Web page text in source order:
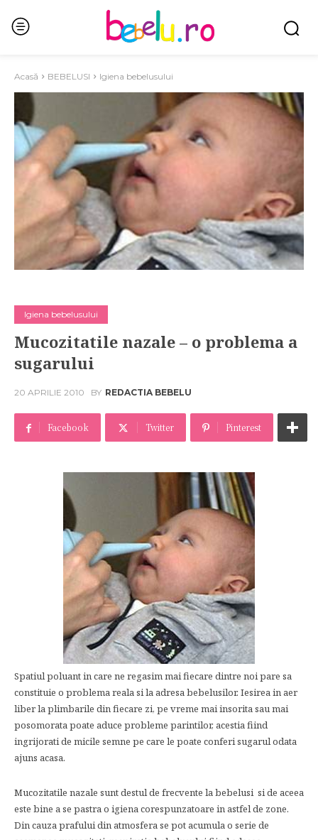
Acasă BEBELUSI Igiena bebelusului
Igiena bebelusului
Mucozitatile nazale – o problema a
sugarului
20 APRILIE 2010 BY REDACTIA BEBELU
Facebook Twitter Pinterest
Spatiul poluant in care ne regasim mai fiecare dintre noi pare sa
constituie o problema reala si la adresa bebelusilor. Iesirea in aer
liber la plimbarile din fiecare zi, pe vreme mai insorita sau mai
posomorata poate aduce probleme parintilor, acestia fiind
ingrijorati de micile semne pe care le poate conferi sugarul odata
ajuns acasa.
Mucozitatile nazale sunt destul de frecvente la bebelusi si de aceea
este bine a se pastra o igiena corespunzatoare in astfel de zone.
Din cauza prafului din atmosfera se pot acumula o serie de